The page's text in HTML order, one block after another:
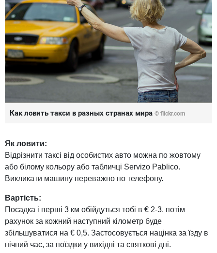
Как ловить такси в разных странах мира © flickr.com
Як ловити:
Відрізнити таксі від особистих авто можна по жовтому
або білому кольору або табличці Servizo Pablico.
Викликати машину переважно по телефону.
Вартість:
Посадка і перші 3 км обійдуться тобі в € 2-3, потім
рахунок за кожний наступний кілометр буде
збільшуватися на € 0,5. Застосовується націнка за їзду в
нічний час, за поїздки у вихідні та святкові дні.